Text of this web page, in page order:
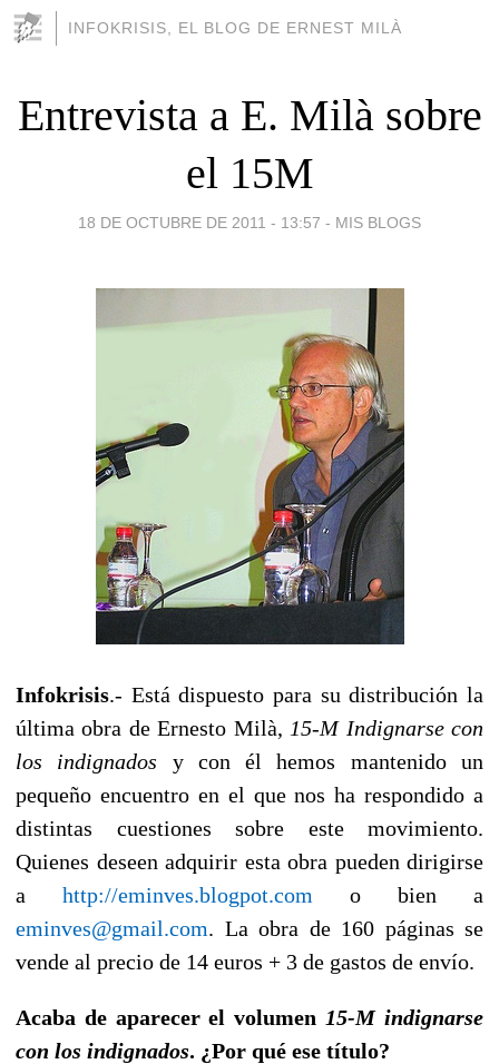
INFOKRISIS, EL BLOG DE ERNEST MILÀ
Entrevista a E. Milà sobre
el 15M
18 DE OCTUBRE DE 2011 - 13:57 - MIS BLOGS
Infokrisis.- Está dispuesto para su distribución la
última obra de Ernesto Milà, 15-M Indignarse con
los indignados y con él hemos mantenido un
pequeño encuentro en el que nos ha respondido a
distintas cuestiones sobre este movimiento.
Quienes deseen adquirir esta obra pueden dirigirse
a http://eminves.blogpot.com o bien a
eminves@gmail.com. La obra de 160 páginas se
vende al precio de 14 euros + 3 de gastos de envío.
Acaba de aparecer el volumen 15-M indignarse
con los indignados. ¿Por qué ese título?